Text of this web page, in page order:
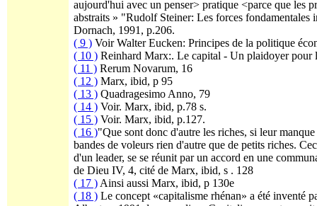
aujourd'hui avec un penser> pratique <parce que les
abstraits » "Rudolf Steiner: Les forces
Dornach, 1991, p.206.
( 9 ) Voir Walter Eucken: Principes de la politique
( 10 ) Reinhard Marx:. Le capital - Un plaidoyer pour
( 11 ) Rerum Novarum, 16
( 12 ) Marx, ibid, p 95
( 13 ) Quadragesimo Anno, 79
( 14 ) Voir. Marx, ibid, p.78 s.
( 15 ) Voir. Marx, ibid, p.127.
( 16 )"Que sont donc d'autre les riches, si leur
bandes de voleurs rien d'autre que de petits riches.
d'un leader, se se réunit par un accord en une
de Dieu IV, 4, cité de Marx, ibid, s . 128
( 17 ) Ainsi aussi Marx, ibid, p 130e
( 18 ) Le concept «capitalisme rhénan» a été inventé